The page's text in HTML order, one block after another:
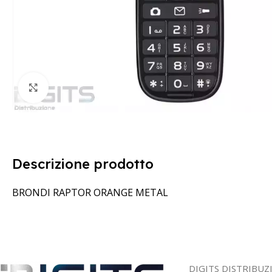
Clicca per ingrandire
Descrizione prodotto
BRONDI RAPTOR ORANGE METAL
DIGITS